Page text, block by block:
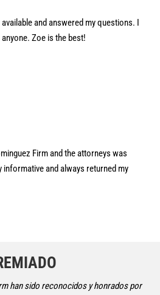
and answered my questions. I
Zoe is the best!
Firm and the attorneys was
informative and always returned my
han sido reconocidos y honrados por